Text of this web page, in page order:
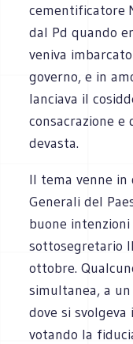
cementificatore
dal Pd quando
veniva
governo, e in
lanciava il
consacrazione e
devasta.
Il tema venne in
Generali del
buone
sottosegretario
ottobre.
simultanea, a
dove si svolgeva
votando la